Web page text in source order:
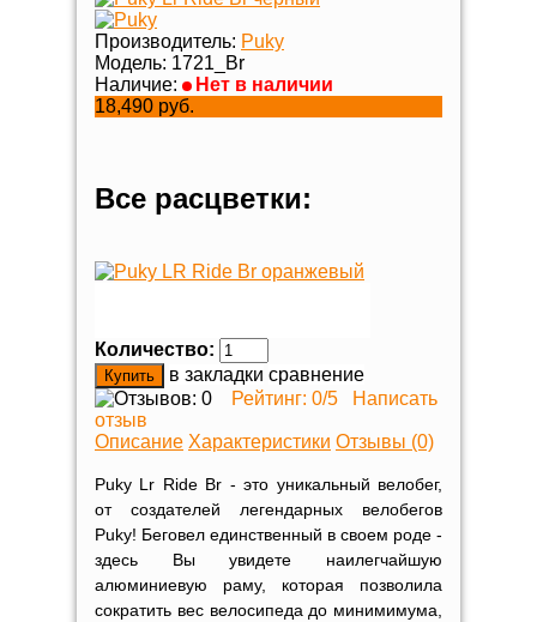
Производитель: Puky
Модель: 1721_Br
Наличие:
Нет в наличии
18,490 руб.
Все расцветки:
Количество:
в закладки сравнение
Рейтинг: 0/5
Написать
отзыв
Описание Характеристики Отзывы (0)
Puky Lr Ride Br - это уникальный велобег,
от создателей легендарных велобегов
Puky! Беговел единственный в своем роде -
здесь Вы увидете наилегчайшую
алюминиевую раму, которая позволила
сократить вес велосипеда до минимимума,